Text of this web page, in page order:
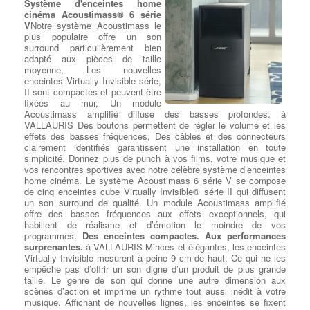
M.2 est présent et disponible, nous proposons l'installation des 2
versions (SATA ou Pcie) conformément aux modèle de la carte
mère. à VALLAURIS Nous rajoutons vos données récupérées sur
le nouveau disque, selon les répertoires que vous avez pré
déterminés.
Ajouter ou Remplacer des
cartes d’extension Pcie
Ajout
Carte d'Extension
: Nous
remplaçons ou rajoutons la carte
contrôleur adaptée à la
connectique de votre périphérique
: une Carte contrôleur FireWire
800 (Carte contrôleur IEEE
1394b), à VALLAURIS une Carte contrôleur USB 2.0 ou USB 3.0,
une Carte contrôleur Raid, des cartes contrôleur SAS SFF-8087
à SFF-8644, une Carte contrôleur port parallèle DB-25 ou une
Carte contrôleur Série RS-232 (RS232) DB-9, une carte son
créative soundblaster 5.1 ou 7.1, à VALLAURIS des cartes
réseau Ethernet gigabit et cartes Wi-Fi pour vos connexions
sans-fil.
Dépanner ou remplacer
l’alimentation :Dépanner ou
remplacer l'alimentation: Test
de charge et d'alimentation sur
votre Pc - Vérification des
supérieure, ce qui se traduit par un démarrage plus rapide du
système d'exploitation et des applications, ainsi qu'une réactivité
accrue de l'ensemble de votre ordinateur.
Extension de Stockage Facile : Ajout d'un Disque Dur
Secondaire, En plus du remplacement du disque dur principal
par un SSD, nous offrons à VALLAURIS également la possibilité
d'ajouter un disque dur secondaire en complément du SSD SATA
principal. Vous bénéficierez ainsi d'un espace de stockage
supplémentaire pour vos fichiers, sans compromettre les
performances du SSD.
Une Installation Soignée et une Réinstallation du Système
d'Exploitation, Après le remplacement du disque dur ou SSD,
notre équipe procède à la réinstallation méticuleuse de votre
système d'exploitation d'origine. Nous nous assurons également
de respecter la licence utilisateur du client pour une expérience
sans tracas.
Exploitez la Puissance du M.2 : Installation Selon Votre
Modèle , Si votre carte mère est équipée d'un port M.2
disponible, à VALLAURIS nous proposons l'installation de SSD
M.2 SATA ou PCIe, selon les spécifications de votre modèle.
Vous pourrez ainsi exploiter pleinement la rapidité de cette
technologie de pointe.
Transfert de Données Sécurisé et Précis, Nous comprenons
l'importance de vos données personnelles et professionnelles.
C'est pourquoi nous prenons le plus grand soin de transférer vos
données récupérées sur le nouveau disque en respectant les
répertoires que vous avez préalablement déterminés. Votre
Système d'enceintes home
cinéma Acoustimass® 6 série
VNotre système Acoustimass le
plus populaire offre un son
surround particulièrement bien
adapté aux pièces de taille
moyenne, Les nouvelles
enceintes Virtually Invisible série,
II sont compactes et peuvent être
fixées au mur, Un module
Acoustimass amplifié diffuse des basses profondes. à
VALLAURIS Des boutons permettent de régler le volume et les
effets des basses fréquences, Des câbles et des connecteurs
clairement identifiés garantissent une installation en toute
simplicité. Donnez plus de punch à vos films, votre musique et
vos rencontres sportives avec notre célèbre système d’enceintes
home cinéma. Le système Acoustimass 6 série V se compose
de cinq enceintes cube Virtually Invisible® série II qui diffusent
un son surround de qualité. Un module Acoustimass amplifié
offre des basses fréquences aux effets exceptionnels, qui
habillent de réalisme et d’émotion le moindre de vos
programmes. Des enceintes compactes. Aux performances
surprenantes. à VALLAURIS Minces et élégantes, les enceintes
Virtually Invisible mesurent à peine 9 cm de haut. Ce qui ne les
empêche pas d’offrir un son digne d’un produit de plus grande
taille. Le genre de son qui donne une autre dimension aux
scènes d’action et imprime un rythme tout aussi inédit à votre
musique. Affichant de nouvelles lignes, les enceintes se fixent